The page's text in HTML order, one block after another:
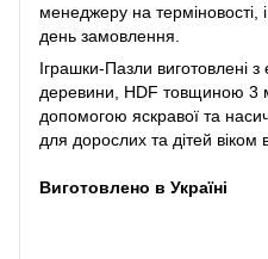
менеджеру на терміновості,
день замовлення.
Іграшки-Пазли виготовлені з
деревини, HDF товщиною 3
допомогою яскравої та
для дорослих та дітей віком
Виготовлено в Україні